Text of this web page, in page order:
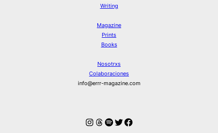
Writing
Magazine
Prints
Books
Nosotrxs
Colaboraciones
info@errr-magazine.com
Instagram
Hilos
Spotify
Twitter
Facebook